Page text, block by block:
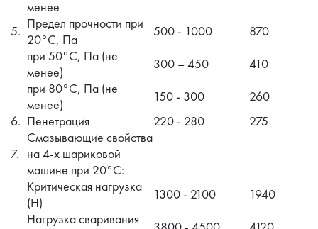
менее
5. Предел прочности при
20°C, Па
500 - 1000
870
при 50°C, Па (не
менее)
300 – 450
410
при 80°C, Па (не
менее)
150 - 300
260
6. Пенетрация 220 - 280
275
7.
Смазывающие свойства
на 4-х шариковой
машине при 20°C:
Критическая нагрузка
(Н)
1300 - 2100
1940
Нагрузка сваривания